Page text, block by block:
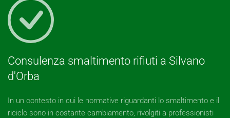
Consulenza smaltimento rifiuti a Silvano
d'Orba
In un contesto in cui le normative riguardanti lo smaltimento e il
riciclo sono in costante cambiamento, rivolgiti a professionisti